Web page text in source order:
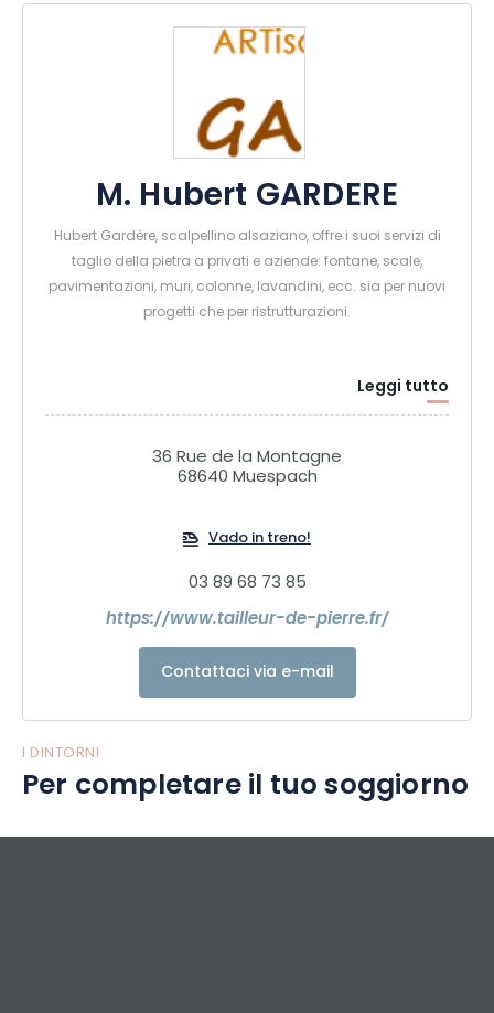
M. Hubert GARDERE
Hubert Gardère, scalpellino alsaziano, offre i suoi servizi di
taglio della pietra a privati e aziende: fontane, scale,
pavimentazioni, muri, colonne, lavandini, ecc. sia per nuovi
progetti che per ristrutturazioni.
Leggi tutto
36 Rue de la Montagne
68640 Muespach
Vado in treno!
03 89 68 73 85
https://www.tailleur-de-pierre.fr/
Contattaci via e-mail
I DINTORNI
Per completare il tuo soggiorno